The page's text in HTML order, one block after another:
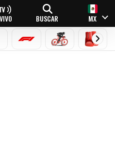
BUSCAR MX
FÓRMULA 1CICLISMOBOXEO